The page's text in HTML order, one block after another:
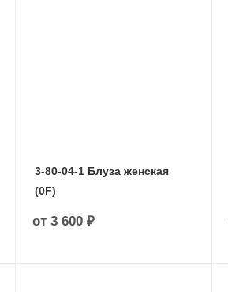
3-80-04-1 Блуза женcкая
(0F)
от3 600 ₽